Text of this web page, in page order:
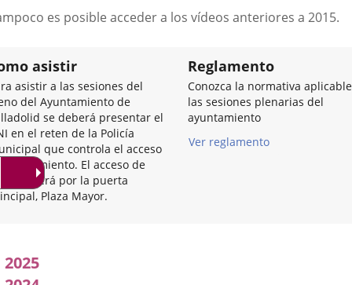
es posible acceder a los vídeos anteriores a 2015.
asistir
asistir a las sesiones del
del Ayuntamiento de
se deberá presentar el
en el reten de la Policía
que controla el acceso
El acceso de
será por la puerta
Plaza Mayor.
Reglamento
Conozca la normativa
las sesiones plenarias del
ayuntamiento
Ver reglamento
2025